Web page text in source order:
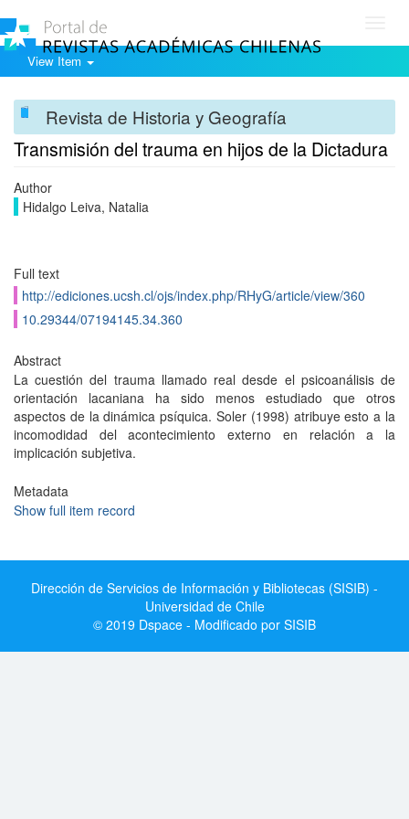
View Item
Revista de Historia y Geografía
Transmisión del trauma en hijos de la Dictadura
Author
Hidalgo Leiva, Natalia
Full text
http://ediciones.ucsh.cl/ojs/index.php/RHyG/article/view/360
10.29344/07194145.34.360
Abstract
La cuestión del trauma llamado real desde el psicoanálisis de
orientación lacaniana ha sido menos estudiado que otros
aspectos de la dinámica psíquica. Soler (1998) atribuye esto a la
incomodidad del acontecimiento externo en relación a la
implicación subjetiva.
Metadata
Show full item record
Dirección de Servicios de Información y Bibliotecas (SISIB) -
Universidad de Chile
© 2019 Dspace - Modificado por SISIB